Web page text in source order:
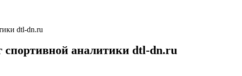
dtl-dn.ru
спортивной аналитики dtl-dn.ru